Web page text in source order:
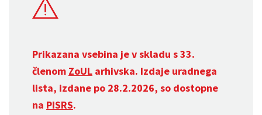
Prikazana vsebina je v skladu s 33.
členom ZoUL arhivska. Izdaje uradnega
lista, izdane po 28.2.2026, so dostopne
na PISRS.